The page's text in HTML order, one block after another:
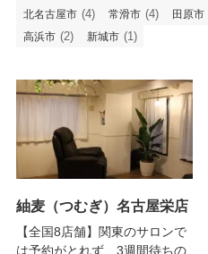
北名古屋市 (4) 常滑市 (4) 田原市
高浜市 (2) 新城市 (1)
紬麦（つむぎ）名古屋栄店
【全国8店舗】関東のサロンで
は予約がとれず、3週間待ちの